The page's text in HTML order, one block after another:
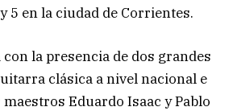
5 en la ciudad de Corrientes.
la presencia de dos grandes
clásica a nivel nacional e
Eduardo Isaac y Pablo